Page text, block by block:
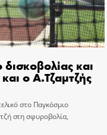
και
ο Α.Τζαμτζής
στο Παγκόσμιο
στη σφυροβολία,